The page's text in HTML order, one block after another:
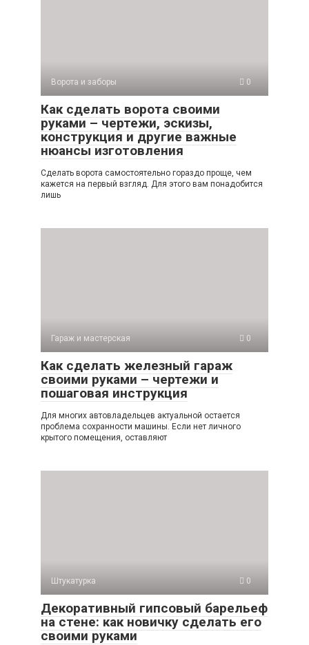
Ворота и заборы 0
Как сделать ворота своими
руками – чертежи, эскизы,
конструкция и другие важные
нюансы изготовления
Сделать ворота самостоятельно гораздо проще, чем
кажется на первый взгляд. Для этого вам понадобится
лишь
Гараж и мастерская 0
Как сделать железный гараж
своими руками – чертежи и
пошаговая инструкция
Для многих автовладельцев актуальной остается
проблема сохранности машины. Если нет личного
крытого помещения, оставляют
Штукатурка 0
Декоративный гипсовый барельеф
на стене: как новичку сделать его
своими руками